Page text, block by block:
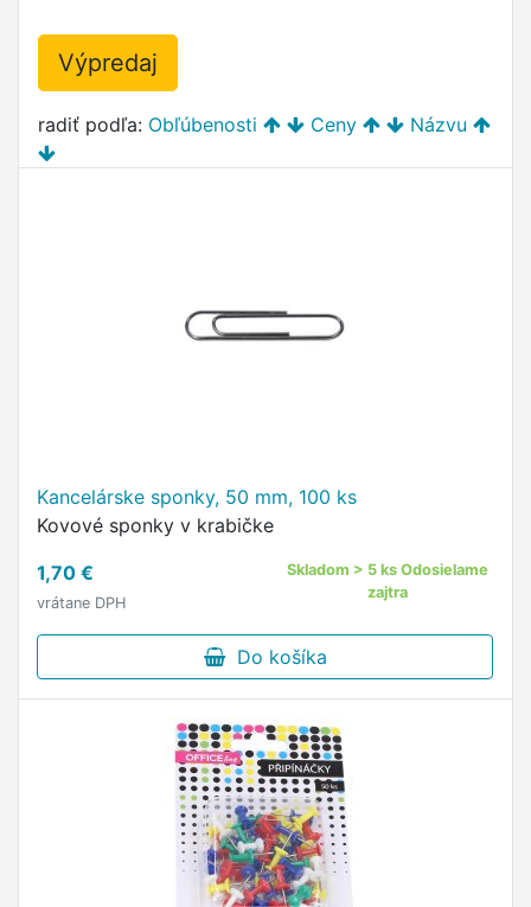
Výpredaj
radiť podľa: Obľúbenosti Ceny Názvu
Kancelárske sponky, 50 mm, 100 ks
Kovové sponky v krabičke
1,70 €
vrátane DPH
Skladom > 5 ks Odosielame
zajtra
Do košíka